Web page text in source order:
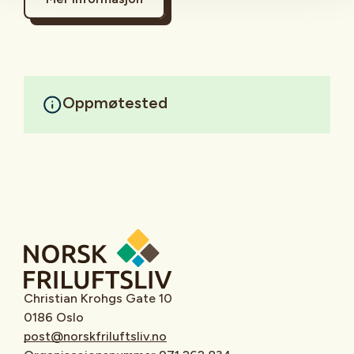
Oppmøtested
Christian Krohgs Gate 10
0186 Oslo
post@norskfriluftsliv.no